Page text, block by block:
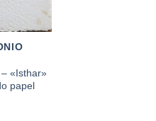
«Isthar»
papel